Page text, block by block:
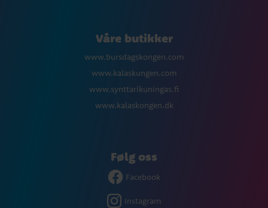
Våre butikker
www.bursdagskongen.com
www.kalaskungen.com
www.synttarikuningas.fi
www.kalaskongen.dk
Følg oss
Facebook
Instagram